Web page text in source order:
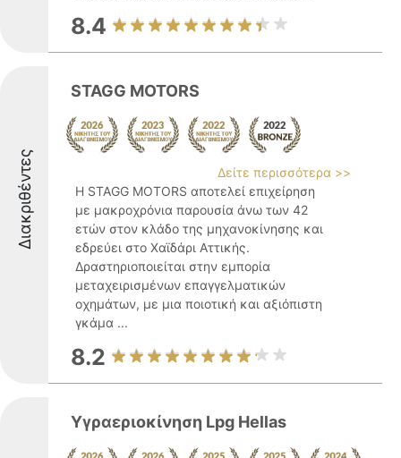
8.4
Διακριθέντες
STAGG MOTORS
Δείτε περισσότερα >>
Η STAGG MOTORS αποτελεί επιχείρηση
με μακροχρόνια παρουσία άνω των 42
ετών στον κλάδο της μηχανοκίνησης και
εδρεύει στο Χαϊδάρι Αττικής.
Δραστηριοποιείται στην εμπορία
μεταχειρισμένων επαγγελματικών
οχημάτων, με μια ποιοτική και αξιόπιστη
γκάμα ...
8.2
Υγραεριοκίνηση Lpg Hellas